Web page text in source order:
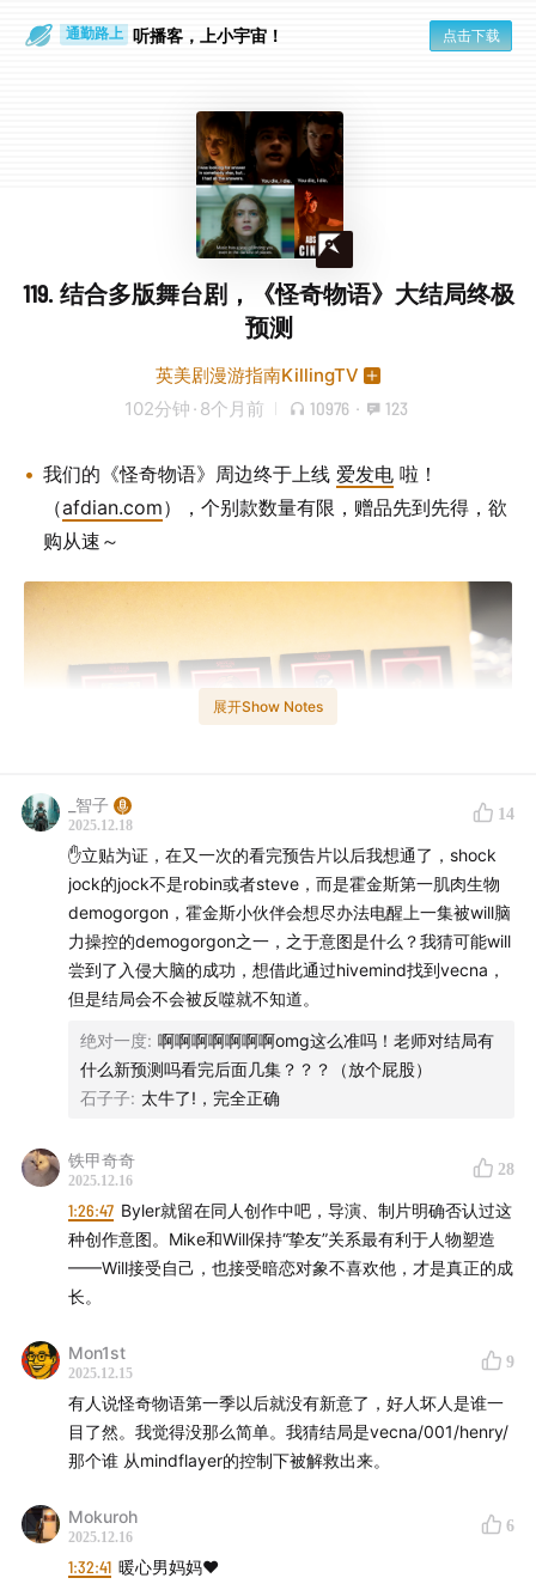
通勤路上 听播客，上小宇宙！ 点击下载
119. 结合多版舞台剧，《怪奇物语》大结局终极
预测
英美剧漫游指南KillingTV
102分钟 · 8个月前 10976 · 123
我们的《怪奇物语》周边终于上线 爱发电 啦！
（afdian.com），个别款数量有限，赠品先到先得，欲
购从速～
「英美剧漫游指南」成立和《怪奇物语》开播都在2016
年，9年后终于完结，自然要好好告别。
本期话题成员由重启与分别看过英美舞台剧的智子和
Andy，还有《怪奇物语》超话管理员阿k一起录制，四人
集非常重要的舞台剧《First Shadow》（《怪奇物语》剧
迷群：公众号后台回复“怪奇”）
- 话题成员 -
智子：KillingTV主播，看过怪奇舞台剧（美版），新开
版）和伦敦的第五季提前场
重启：KillingTV主播&
展开Show Notes
_智子
2025.12.18
14
✋立贴为证，在又一次的看完预告片以后我想通了，shock
jock的jock不是robin或者steve，而是霍金斯第一肌肉生物
demogorgon，霍金斯小伙伴会想尽办法电醒上一集被will脑
力操控的demogorgon之一，之于意图是什么？我猜可能will
尝到了入侵大脑的成功，想借此通过hivemind找到vecna，
但是结局会不会被反噬就不知道。
绝对一度: 啊啊啊啊啊啊啊omg这么准吗！老师对结局有
什么新预测吗看完后面几集？？？（放个屁股）
石子子: 太牛了!，完全正确
铁甲奇奇
2025.12.16
28
1:26:47 Byler就留在同人创作中吧，导演、制片明确否认过这
种创作意图。Mike和Will保持“挚友”关系最有利于人物塑造
——Will接受自己，也接受暗恋对象不喜欢他，才是真正的成
长。
Mon1st
2025.12.15
9
有人说怪奇物语第一季以后就没有新意了，好人坏人是谁一
目了然。我觉得没那么简单。我猜结局是vecna/001/henry/
那个谁 从mindflayer的控制下被解救出来。
Mokuroh
2025.12.16
6
1:32:41 暖心男妈妈❤️